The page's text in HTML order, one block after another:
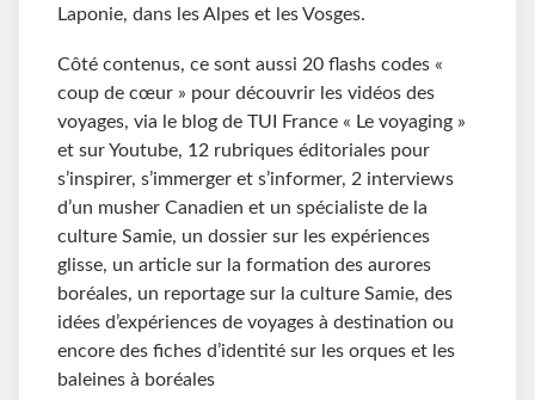
Laponie, dans les Alpes et les Vosges.
Côté contenus, ce sont aussi 20 flashs codes «
coup de cœur » pour découvrir les vidéos des
voyages, via le blog de TUI France « Le voyaging »
et sur Youtube, 12 rubriques éditoriales pour
s’inspirer, s’immerger et s’informer, 2 interviews
d’un musher Canadien et un spécialiste de la
culture Samie, un dossier sur les expériences
glisse, un article sur la formation des aurores
boréales, un reportage sur la culture Samie, des
idées d’expériences de voyages à destination ou
encore des fiches d’identité sur les orques et les
baleines à boréales